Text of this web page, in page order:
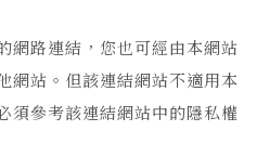
網路連結，您也可經由本網站
網站。但該連結網站不適用本
須參考該連結網站中的隱私權